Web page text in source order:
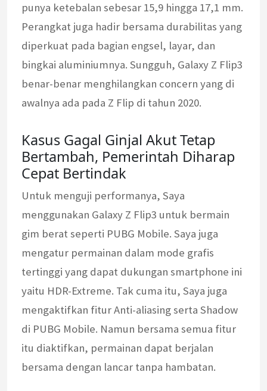
punya ketebalan sebesar 15,9 hingga 17,1 mm.
Perangkat juga hadir bersama durabilitas yang
diperkuat pada bagian engsel, layar, dan
bingkai aluminiumnya. Sungguh, Galaxy Z Flip3
benar-benar menghilangkan concern yang di
awalnya ada pada Z Flip di tahun 2020.
Kasus Gagal Ginjal Akut Tetap
Bertambah, Pemerintah Diharap
Cepat Bertindak
Untuk menguji performanya, Saya
menggunakan Galaxy Z Flip3 untuk bermain
gim berat seperti PUBG Mobile. Saya juga
mengatur permainan dalam mode grafis
tertinggi yang dapat dukungan smartphone ini
yaitu HDR-Extreme. Tak cuma itu, Saya juga
mengaktifkan fitur Anti-aliasing serta Shadow
di PUBG Mobile. Namun bersama semua fitur
itu diaktifkan, permainan dapat berjalan
bersama dengan lancar tanpa hambatan.